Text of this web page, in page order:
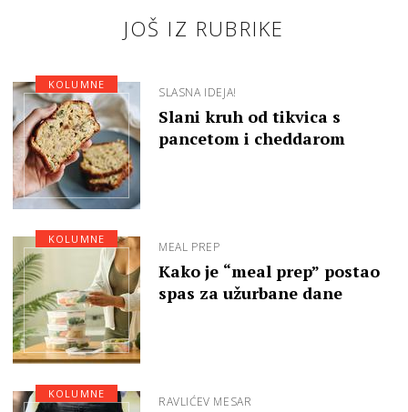
JOŠ IZ RUBRIKE
SLASNA IDEJA!
Slani kruh od tikvica s
pancetom i cheddarom
KOLUMNE
MEAL PREP
Kako je “meal prep” postao
spas za užurbane dane
KOLUMNE
RAVLIĆEV MESAR
KOLUMNE